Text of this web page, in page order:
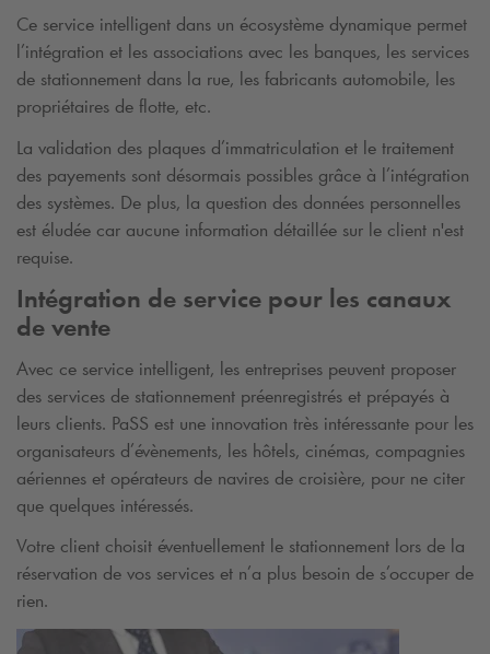
Ce service intelligent dans un écosystème dynamique permet
l’intégration et les associations avec les banques, les services
de stationnement dans la rue, les fabricants automobile, les
propriétaires de flotte, etc.
La validation des plaques d’immatriculation et le traitement
des payements sont désormais possibles grâce à l’intégration
des systèmes. De plus, la question des données personnelles
est éludée car aucune information détaillée sur le client n'est
requise.
Intégration de service pour les canaux
de vente
Avec ce service intelligent, les entreprises peuvent proposer
des services de stationnement préenregistrés et prépayés à
leurs clients. PaSS est une innovation très intéressante pour les
organisateurs d’évènements, les hôtels, cinémas, compagnies
aériennes et opérateurs de navires de croisière, pour ne citer
que quelques intéressés.
Votre client choisit éventuellement le stationnement lors de la
réservation de vos services et n’a plus besoin de s’occuper de
rien.